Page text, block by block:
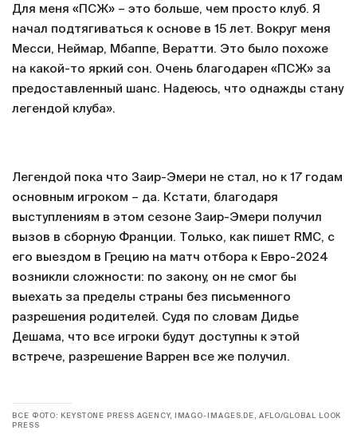
Для меня «ПСЖ» – это больше, чем просто клуб. Я
начал подтягиваться к основе в 15 лет. Вокруг меня
Месси, Неймар, Мбаппе, Вератти. Это было похоже
на какой-то яркий сон. Очень благодарен «ПСЖ» за
предоставленный шанс. Надеюсь, что однажды стану
легендой клуба».
Легендой пока что Заир-Эмери не стал, но к 17 годам
основным игроком – да. Кстати, благодаря
выступлениям в этом сезоне Заир-Эмери получил
вызов в сборную Франции. Только, как пишет RMC, с
его выездом в Грецию на матч отбора к Евро-2024
возникли сложности: по закону, он не смог бы
выехать за пределы страны без письменного
разрешения родителей. Судя по словам Дидье
Дешама, что все игроки будут доступны к этой
встрече, разрешение Варрен все же получил.
ВСЕ ФОТО: KEYSTONE PRESS AGENCY, IMAGO-IMAGES.DE, AFLO/GLOBAL LOOK
PRESS